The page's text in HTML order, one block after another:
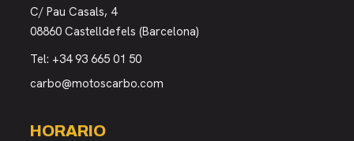
C/ Pau Casals, 4
08860 Castelldefels (Barcelona)
Tel: +34 93 665 01 50
carbo@motoscarbo.com
HORARIO